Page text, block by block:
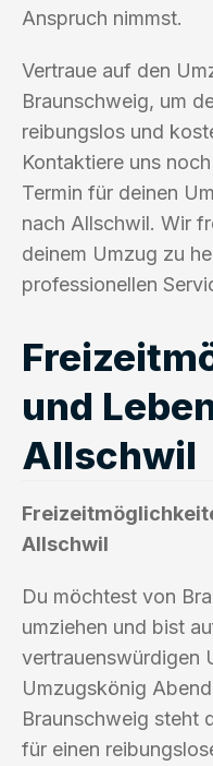
Anspruch nimmst.
Vertraue auf den
Braunschweig, um
reibungslos und
Kontaktiere uns
Termin für deinen
nach Allschwil. Wir
deinem Umzug zu
professionellen
und
Allschwil
Allschwil
Du möchtest von
umziehen und bist
vertrauenswürdigen
Umzugskönig
Braunschweig steht
für einen